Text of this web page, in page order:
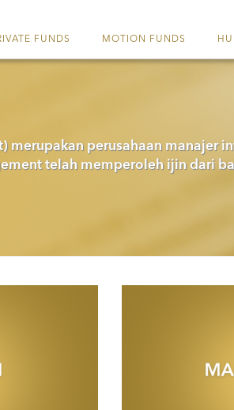
FUNDS MOTION FUNDS
merupakan perusahaan manajer
telah memperoleh ijin dari